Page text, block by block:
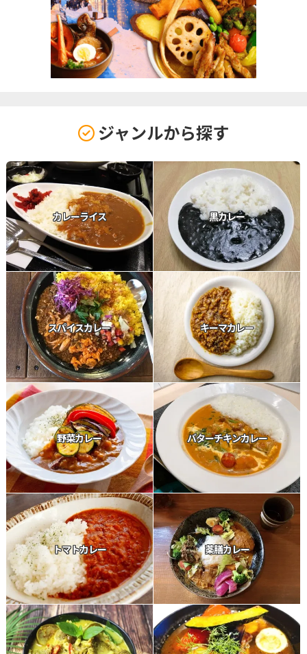
ジャンルから探す
カレーライス 黒カレー
スパイスカレー キーマカレー
野菜カレー バターチキンカレー
トマトカレー 薬膳カレー